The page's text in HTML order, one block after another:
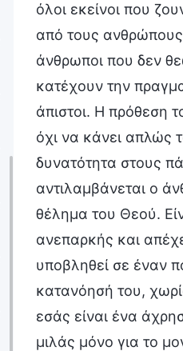
όλοι εκείνοι που
από τους ανθρώπους
άνθρωποι που δεν
κατέχουν την
άπιστοι. Η πρόθεση
όχι να κάνει απλώς
δυνατότητα στους
αντιλαμβάνεται ο
θέλημα του Θεού.
ανεπαρκής και
υποβληθεί σε έναν
κατανόησή του,
εσάς είναι ένα
μιλάς μόνο για το